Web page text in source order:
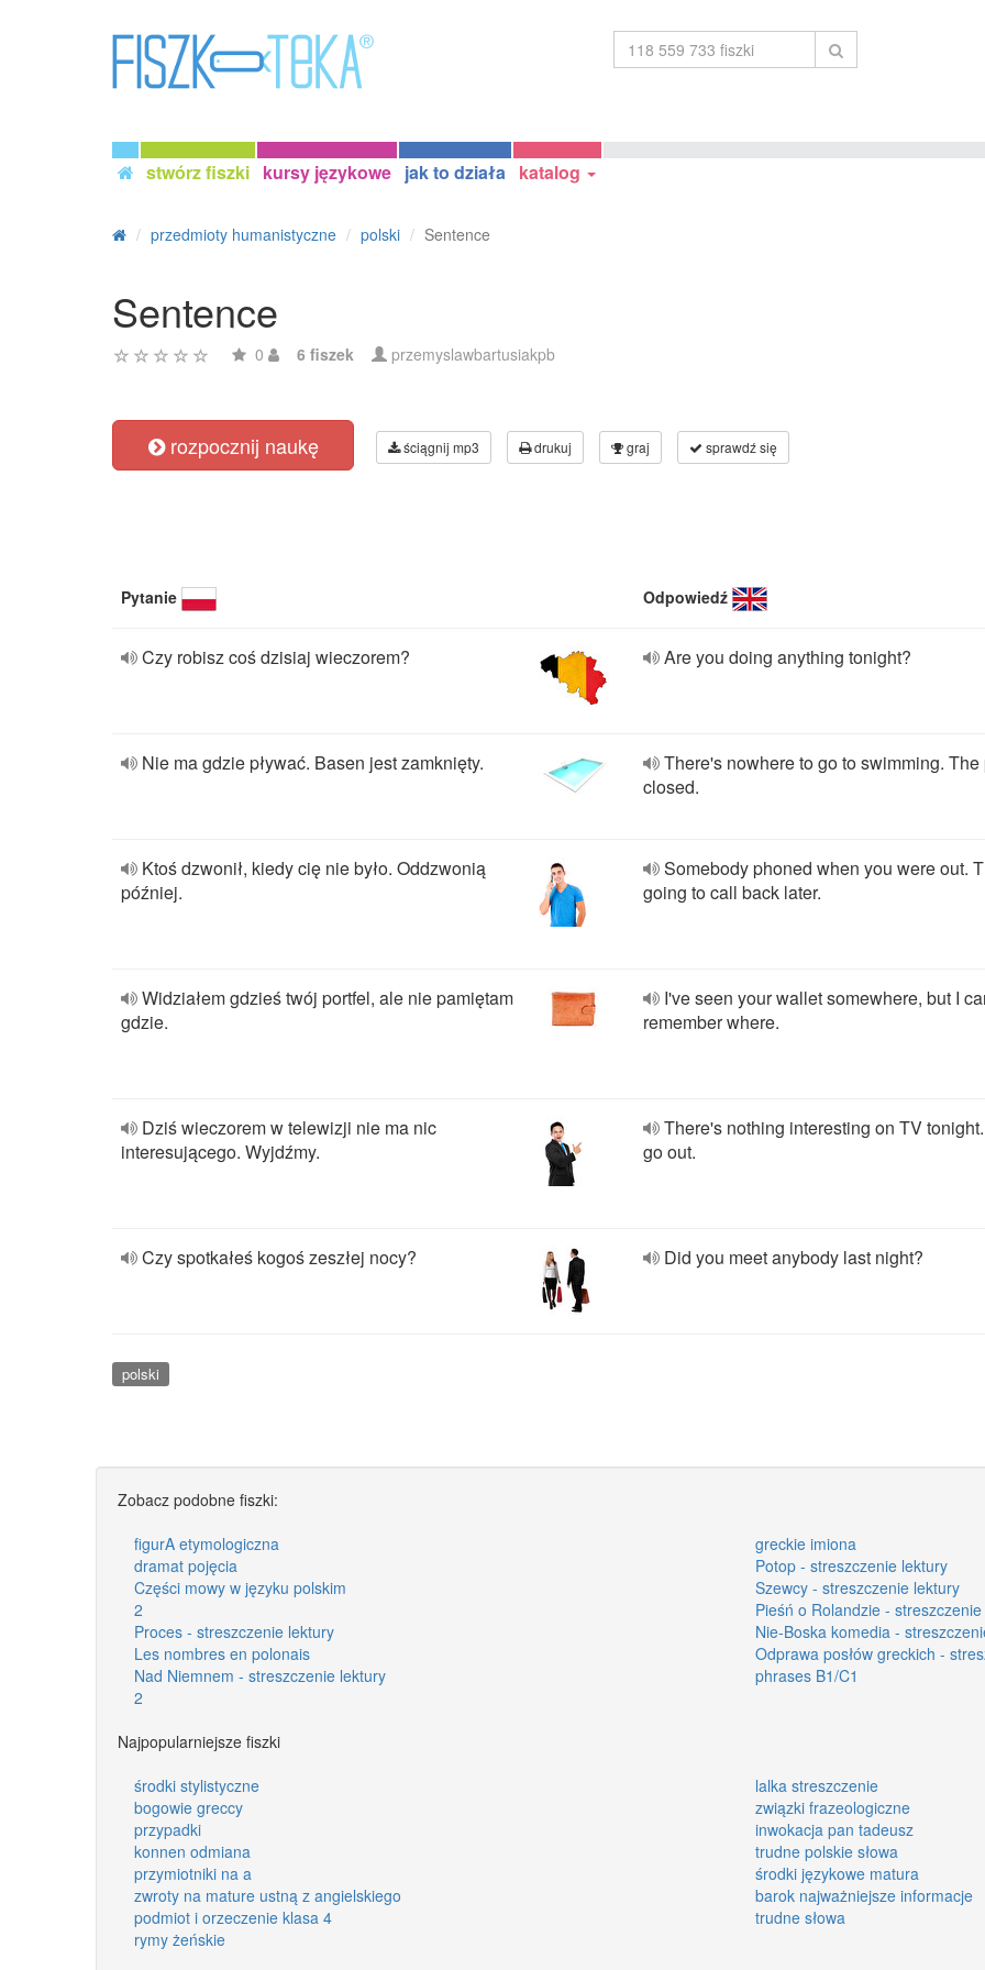
stwórz fiszki kursy językowe jak to działa katalog
przedmioty humanistyczne polski Sentence
Sentence
0 6 fiszek przemyslawbartusiakpb
rozpocznij naukę ściągnij mp3 drukuj graj sprawdź się
Pytanie Odpowiedź
Czy robisz coś dzisiaj wieczorem? Are you doing anything tonight?
Nie ma gdzie pływać. Basen jest zamknięty.
There's nowhere to go to swimming.
closed.
Ktoś dzwonił, kiedy cię nie było. Oddzwonią
później.
Somebody phoned when you were out.
going to call back later.
Widziałem gdzieś twój portfel, ale nie pamiętam
gdzie.
I've seen your wallet somewhere, but I
remember where.
Dziś wieczorem w telewizji nie ma nic
interesującego. Wyjdźmy.
There's nothing interesting on TV
go out.
Czy spotkałeś kogoś zeszłej nocy? Did you meet anybody last night?
polski
Zobacz podobne fiszki:
figurA etymologiczna
greckie imiona
dramat pojęcia
Potop - streszczenie lektury
Części mowy w języku polskim
Szewcy - streszczenie lektury
2
Pieśń o Rolandzie -
Proces - streszczenie lektury
Nie-Boska komedia -
Les nombres en polonais
Odprawa posłów greckich -
Nad Niemnem - streszczenie lektury
phrases B1/C1
2
Najpopularniejsze fiszki
środki stylistyczne
lalka streszczenie
bogowie greccy
związki frazeologiczne
przypadki
inwokacja pan tadeusz
konnen odmiana
trudne polskie słowa
przymiotniki na a
środki językowe matura
zwroty na mature ustną z angielskiego
barok najważniejsze informacje
podmiot i orzeczenie klasa 4
trudne słowa
rymy żeńskie